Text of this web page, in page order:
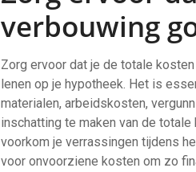
verbouwing
Zorg ervoor dat je de totale
lenen op je hypotheek. Het is
materialen, arbeidskosten,
inschatting te maken van de
voorkom je verrassingen tijdens
voor onvoorziene kosten om zo